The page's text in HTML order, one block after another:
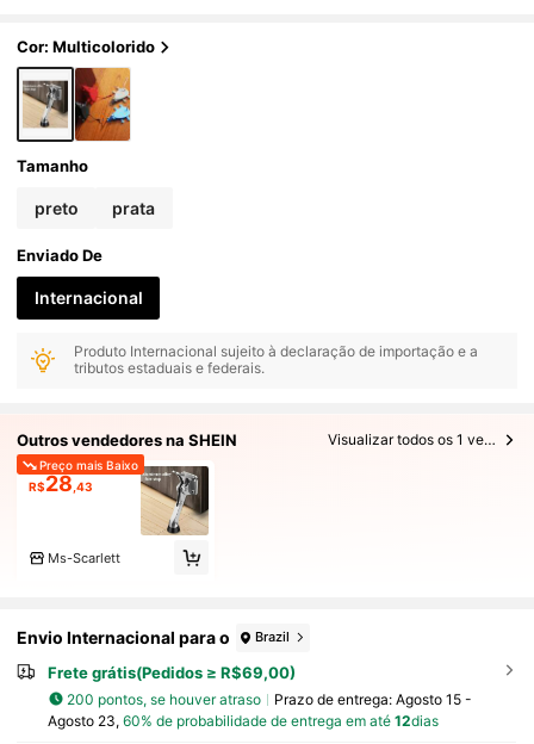
Cor: Multicolorido
Tamanho
preto prata
Enviado De
Internacional
Produto Internacional sujeito à declaração de importação e a
tributos estaduais e federais.
Outros vendedores na SHEIN Visualizar todos os 1 vendedores
Preço mais Baixo
R$28,43
Ms-Scarlett
Envio Internacional para o Brazil
Frete grátis(Pedidos ≥ R$69,00)
200 pontos, se houver atraso Prazo de entrega: Agosto 15 -
Agosto 23, 60% de probabilidade de entrega em até 12dias